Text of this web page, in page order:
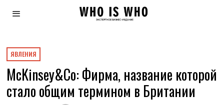
ЯВЛЕНИЯ
McKinsey&Co: Фирма, название которой
стало общим термином в Британии